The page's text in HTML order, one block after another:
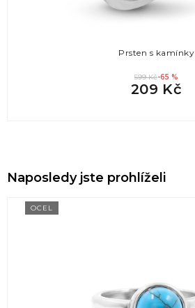
Prsten s kamínky
599 Kč-65 %
209 Kč
Naposledy jste prohlíželi
OCEL